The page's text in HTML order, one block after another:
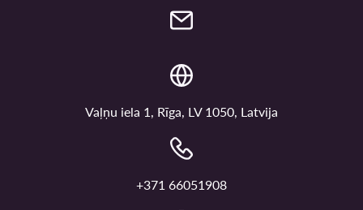
Vaļņu iela 1, Rīga, LV 1050, Latvija
+371 66051908